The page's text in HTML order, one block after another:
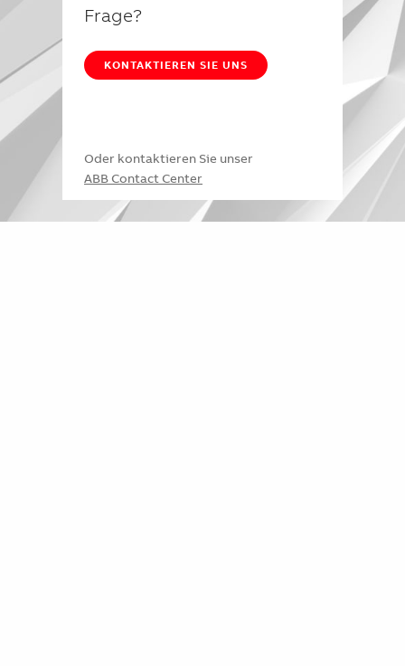
Frage?
KONTAKTIEREN SIE UNS
Oder kontaktieren Sie unser
ABB Contact Center